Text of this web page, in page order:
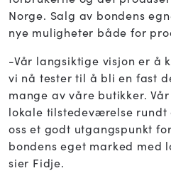
Norge. Salg av bondens
nye muligheter både for
-Vår langsiktige visjon er å
vi nå tester til å bli en fast
mange av våre butikker.
lokale tilstedeværelse
oss et godt utgangspunkt
bondens eget marked med
sier Fidje.